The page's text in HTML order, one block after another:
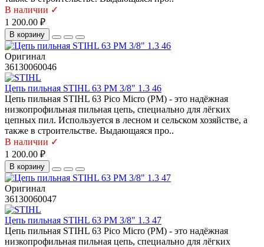
В наличии ✓
1 200.00 ₽
В корзину
Оригинал
36130060046
Цепь пильная STIHL 63 PM 3/8" 1.3 46
Цепь пильная STIHL 63 Pico Micro (PM) - это надёжная
низкопрофильная пильная цепь, специально для лёгких
цепных пил. Используется в лесном и сельском хозяйстве, а
также в строительстве. Выдающаяся про..
В наличии ✓
1 200.00 ₽
В корзину
Оригинал
36130060047
Цепь пильная STIHL 63 PM 3/8" 1.3 47
Цепь пильная STIHL 63 Pico Micro (PM) - это надёжная
низкопрофильная пильная цепь, специально для лёгких